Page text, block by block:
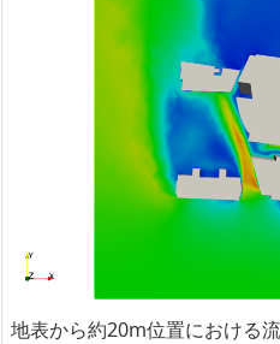
地表から約20m位置における